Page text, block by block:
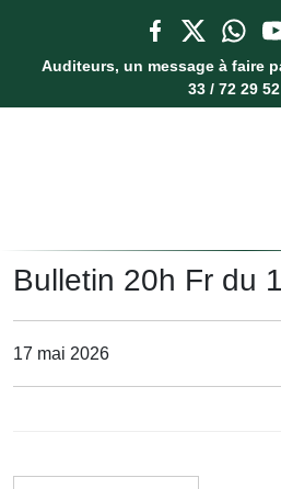
Auditeurs, un message à faire
33 / 72 29
Bulletin 20h Fr du
17 mai 2026